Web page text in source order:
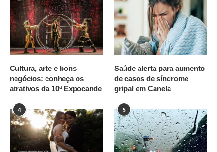
Cultura, arte e bons
negócios: conheça os
atrativos da 10ª Expocande
Saúde alerta para aumento
de casos de síndrome
gripal em Canela
4 5